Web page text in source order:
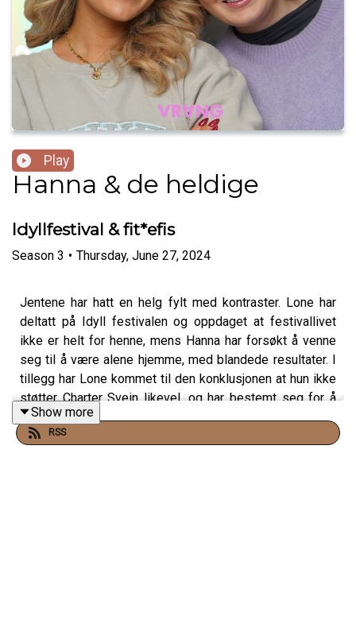
Play
Hanna & de heldige
Idyllfestival & fit*efis
Season 3 • Thursday, June 27, 2024
Jentene har hatt en helg fylt med kontraster. Lone har
deltatt på Idyll festivalen og oppdaget at festivallivet
ikke er helt for henne, mens Hanna har forsøkt å venne
seg til å være alene hjemme, med blandede resultater. I
tillegg har Lone kommet til den konklusjonen at hun ikke
støtter Charter Svein likevel, og har bestemt seg for å
være mer kritisk til kilder fremover.
Show more
RSS